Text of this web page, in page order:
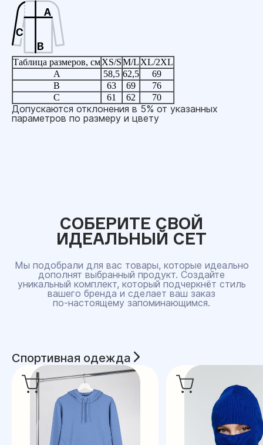
Таблица размеров, смXS/SM/L XL/2XL
A
58,5 62,5
69
B
63 69
76
C
61 62 70
Допускаются отклонения в 5% от указанных
параметров по размеру и цвету
СОБЕРИТЕ СВОЙ
ИДЕАЛЬНЫЙ СЕТ
Мы подобрали для вас товары, которые идеально
дополнят выбранный продукт. Создайте
уникальный комплект, который подчеркнёт стиль
вашего бренда и сделает ваш заказ
по‑настоящему запоминающимся.
Спортивная одежда